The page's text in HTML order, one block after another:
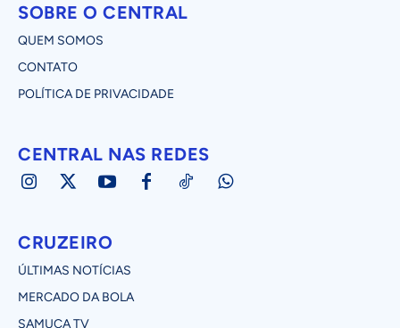
SOBRE O CENTRAL
QUEM SOMOS
CONTATO
POLÍTICA DE PRIVACIDADE
CENTRAL NAS REDES
CRUZEIRO
ÚLTIMAS NOTÍCIAS
MERCADO DA BOLA
SAMUCA TV